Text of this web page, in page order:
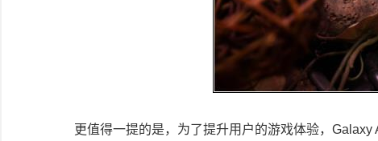
更值得一提的是，为了提升用户的游戏体验，